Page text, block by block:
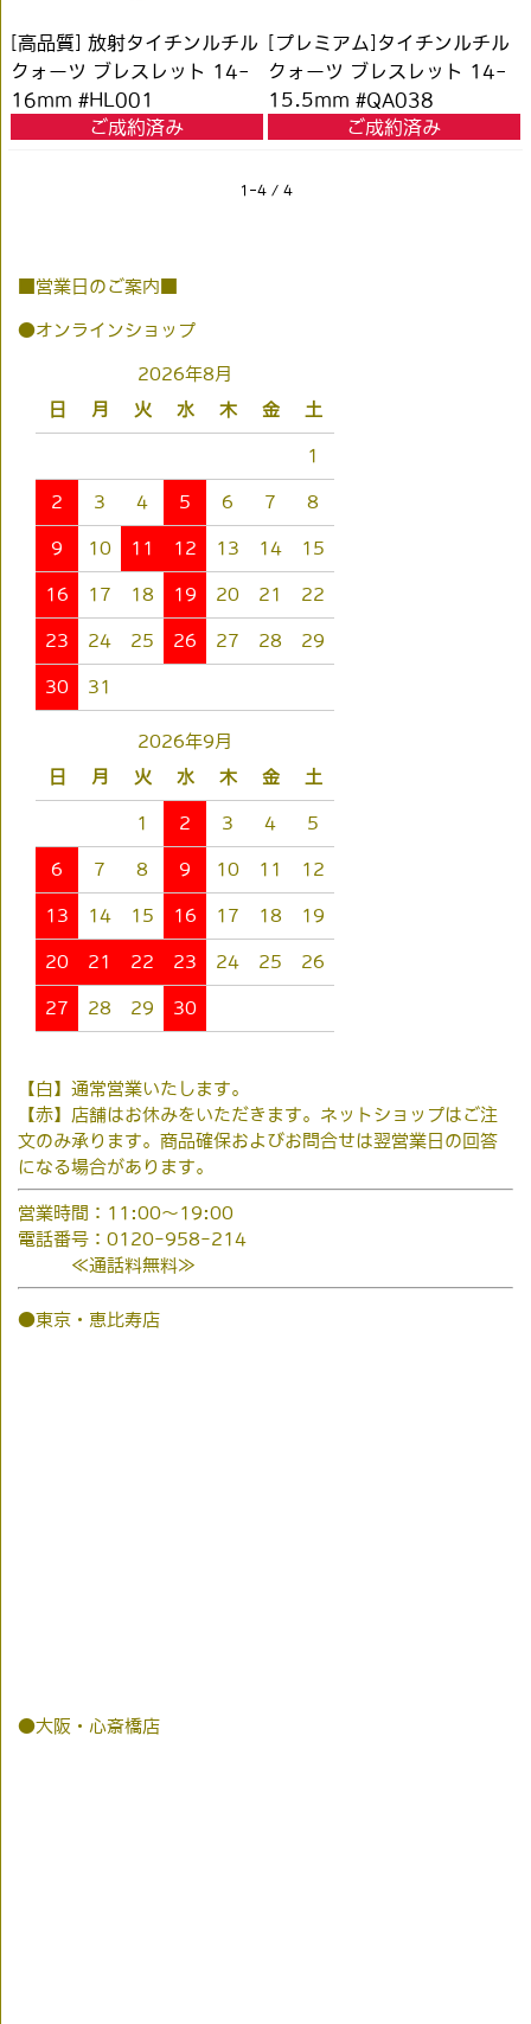
[高品質] 放射タイチンルチル
クォーツ ブレスレット 14-
16mm #HL001
ご成約済み
[プレミアム]タイチンルチル
クォーツ ブレスレット 14-
15.5mm #QA038
ご成約済み
1-4 / 4
■営業日のご案内■
●オンラインショップ
2026年8月
日
月 火 水 木 金 土
1
2 3 4 5 6 7 8
9 10 11 12 13 14 15
16 17 18 19 20 21 22
23 24 25 26 27 28 29
30 31
2026年9月
日
月 火 水 木 金 土
1 2 3 4 5
6 7 8 9 10 11 12
13 14 15 16 17 18 19
20 21 22 23 24 25 26
27 28 29 30
【白】通常営業いたします。
【赤】店舗はお休みをいただきます。ネットショップはご注
文のみ承ります。商品確保およびお問合せは翌営業日の回答
になる場合があります。
営業時間：11:00～19:00
電話番号：0120-958-214
≪通話料無料≫
●東京・恵比寿店
●大阪・心斎橋店